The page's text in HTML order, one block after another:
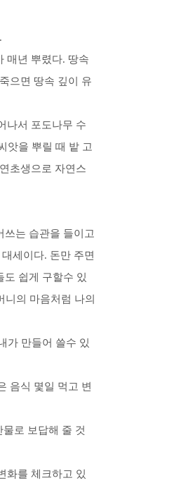
매년 뿌렸다. 땅속
으면 땅속 깊이 유
나서 포도나무 수
앗을 뿌릴 때 밭 고
초생으로 자연스
쓰는 습관을 들이고
세이다. 돈만 주면
도 쉽게 구할수 있
의 마음처럼 나의
가 만들어 쓸수 있
음식 몇일 먹고 변
로 보답해 줄 것
화를 체크하고 있